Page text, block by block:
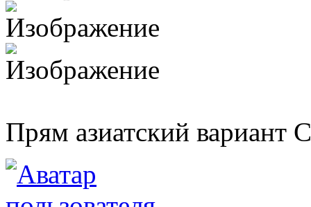
Прям азиатский вариант